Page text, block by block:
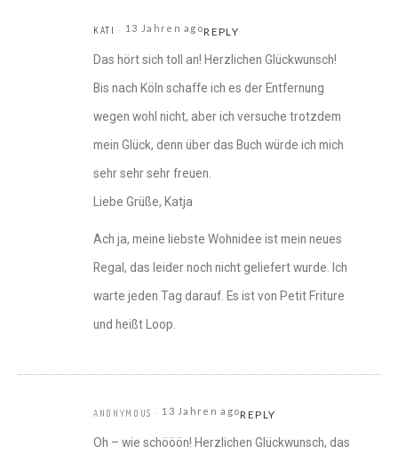
KATI 13 Jahren agoREPLY
Das hört sich toll an! Herzlichen Glückwunsch!
Bis nach Köln schaffe ich es der Entfernung
wegen wohl nicht, aber ich versuche trotzdem
mein Glück, denn über das Buch würde ich mich
sehr sehr sehr freuen.
Liebe Grüße, Katja
Ach ja, meine liebste Wohnidee ist mein neues
Regal, das leider noch nicht geliefert wurde. Ich
warte jeden Tag darauf. Es ist von Petit Friture
und heißt Loop.
ANONYMOUS 13 Jahren agoREPLY
Oh – wie schööön! Herzlichen Glückwunsch, das